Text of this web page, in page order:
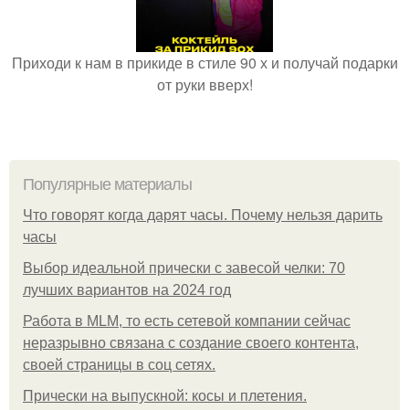
Приходи к нам в прикиде в стиле 90 х и получай подарки
от руки вверх!
Популярные материалы
Что говорят когда дарят часы. Почему нельзя дарить
часы
Выбор идеальной прически с завесой челки: 70
лучших вариантов на 2024 год
Работа в MLM, то есть сетевой компании сейчас
неразрывно связана с создание своего контента,
своей страницы в соц сетях.
Прически на выпускной: косы и плетения.